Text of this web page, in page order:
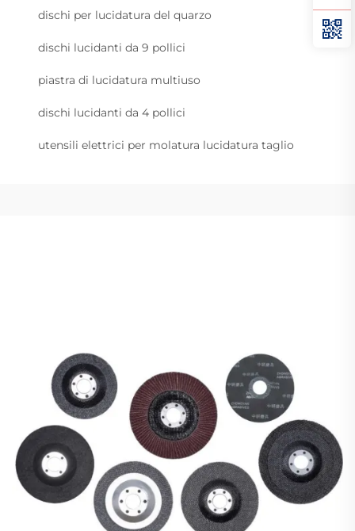
dischi per lucidatura del quarzo
dischi lucidanti da 9 pollici
piastra di lucidatura multiuso
dischi lucidanti da 4 pollici
utensili elettrici per molatura lucidatura taglio